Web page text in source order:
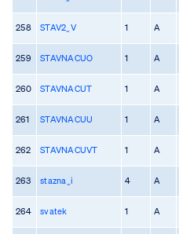
258 STAV2_V 1 A
259 STAVNACUO 1 A
260 STAVNACUT 1 A
261 STAVNACUU 1 A
262 STAVNACUVT 1 A
263 stazna_i 4 A
264 svatek 1 A